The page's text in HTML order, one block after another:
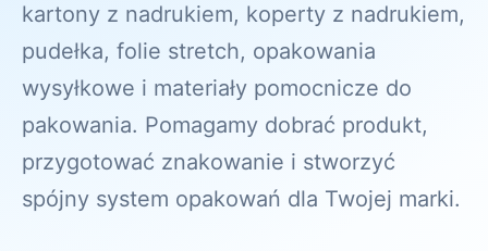
kartony z nadrukiem, koperty z nadrukiem,
pudełka, folie stretch, opakowania
wysyłkowe i materiały pomocnicze do
pakowania. Pomagamy dobrać produkt,
przygotować znakowanie i stworzyć
spójny system opakowań dla Twojej marki.